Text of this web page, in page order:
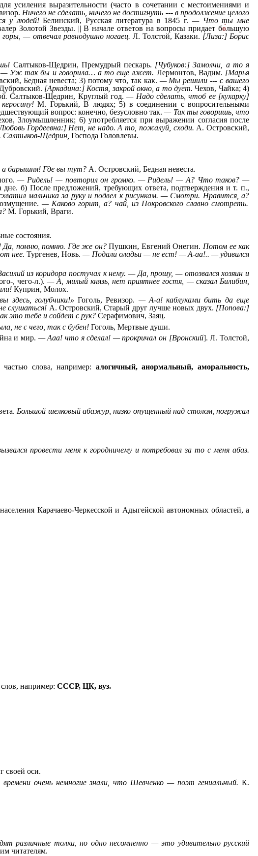
усиления выразительности (часто в сочетании с местоимениями и
Ничего не сделать, ничего не достигнуть --- в продолжение целого
у людей!Белинский, Русская литература в 1845 г. — Что ты мне
Золотой Звезды. || В начале ответов на вопросы придает большую
— отвечал равнодушно ногаец. Л. Толстой, Казаки. [Лиза:] Борис
Салтыков-Щедрин, Премудрый пескарь. [Чубуков:] Замолчи, а то я
— Уж так бы и говорила… а то еще лжет. Лермонтов, Вадим. [Марья
Бедная невеста; 3) потому что, так как. — Мы решили --- с вашего
[Аркадина:] Костя, закрой окно, а то дует. Чехов, Чайка; 4)
Салтыков-Щедрин, Круглый год.— Надо сделать, чтоб ее [кухарку]
М. Горький, В людях; 5) в соединении с вопросительными
вопрос: конечно, безусловно так.— Так ты говоришь, что
Злоумышленник; 6) употребляется при выражении согласия после
Гордеевна:] Нет, не надо. А то, пожалуй, сходи. А. Островский,
Салтыков-Щедрин, Господа Головлевы.
барышня! Где вы тут? А. Островский, Бедная невеста.
— Ридель! — повторил он громко. — Ридель! — А? Что таков? —
б) После предложений, требующих ответа, подтверждения и т. п.,
мальчика за руку и подвел к рисункам. — Смотри. Нравится, а?
— Каково горит, а? чай, из Покровского славно смотреть.
М. Горький, Враги.
состояния.
Да, помню, помню. Где же он?Пушкин, Евгений Онегин. Потом ее как
нее. Тургенев, Новь.— Подали оладьи — не ест! — А-аа!.. — удивился
из коридора постучал к нему. — Да, прошу, — отозвался хозяин и
, чего-л.).— А, милый князь, нет приятнее гостя, — сказал Билибин,
Куприн, Молох.
здесь, голубчики!» Гоголь, Ревизор. — А-а! каблуками бить да еще
слушаться! А. Островский, Старый друг лучше новых двух. [Попова:]
это тебе и сойдет с рук? Серафимович, Заяц.
не с чего, так с бубен! Гоголь, Мертвые души.
и мир. — Ааа! что я сделал! — прокричал он [Вронский]. Л. Толстой,
частью слова, например: алогичный, анормальный, аморальность,
Большой шелковый абажур, низко опущенный над столом, погружал
провести меня к городничему и потребовал за то с меня абаз.
Карачаево-Черкесской и Адыгейской автономных областей, а
например: СССР, ЦК, вуз.
своей оси.
очень немногие знали, что Шевченко — поэт гениальный. К.
различные толки, но одно несомненно — это удивительно русский
читателям.